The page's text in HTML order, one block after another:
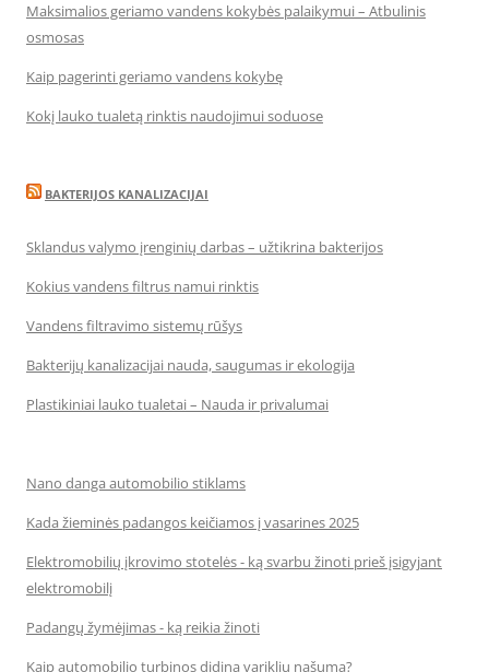
Maksimalios geriamo vandens kokybės palaikymui – Atbulinis
osmosas
Kaip pagerinti geriamo vandens kokybę
Kokį lauko tualetą rinktis naudojimui soduose
BAKTERIJOS KANALIZACIJAI
Sklandus valymo įrenginių darbas – užtikrina bakterijos
Kokius vandens filtrus namui rinktis
Vandens filtravimo sistemų rūšys
Bakterijų kanalizacijai nauda, saugumas ir ekologija
Plastikiniai lauko tualetai – Nauda ir privalumai
Nano danga automobilio stiklams
Kada žieminės padangos keičiamos į vasarines 2025
Elektromobilių įkrovimo stotelės - ką svarbu žinoti prieš įsigyjant
elektromobilį
Padangų žymėjimas - ką reikia žinoti
Kaip automobilio turbinos didina variklių našumą?